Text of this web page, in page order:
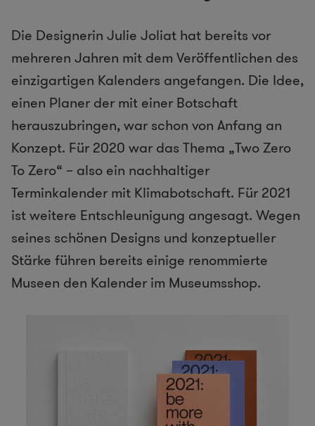
Die Designerin Julie Joliat hat bereits vor
mehreren Jahren mit dem Veröffentlichen des
einzigartigen Kalenders angefangen. Die Idee,
einen Planer der mit einer Botschaft
herauszubringen, war schon von Anfang an
Konzept. Für 2020 war das Thema „Two Zero
To Zero“ – also ein nachhaltiger
Terminkalender mit Klimabotschaft. Für 2021
ist weitere Entschleunigung angesagt. Wegen
seines schönen Designs und konzeptueller
Stärke führen bereits einige renommierte
Museen den Kalender im Museumsshop.